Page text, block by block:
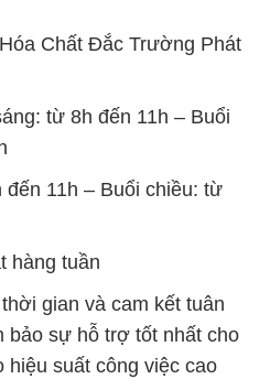
Chất Đắc Trường Phát
từ 8h đến 11h – Buổi
11h – Buổi chiều: từ
hàng tuần
gian và cam kết tuân
bảo sự hỗ trợ tốt nhất cho
hiệu suất công việc cao